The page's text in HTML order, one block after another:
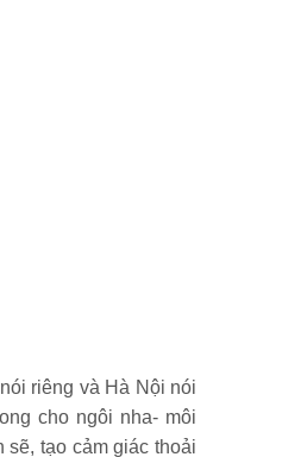
riêng và Hà Nội nói
cho ngôi nha- môi
tạo cảm giác thoải